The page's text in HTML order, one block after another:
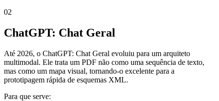
02
ChatGPT: Chat Geral
Até 2026, o ChatGPT: Chat Geral evoluiu para um arquiteto
multimodal. Ele trata um PDF não como uma sequência de texto,
mas como um mapa visual, tornando-o excelente para a
prototipagem rápida de esquemas XML.
Para que serve: